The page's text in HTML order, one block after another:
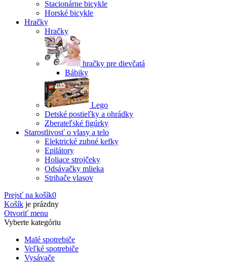
Stacionárne bicykle
Horské bicykle
Hračky
Hračky
hračky pre dievčatá
Bábiky
Lego
Detské postieľky a ohrádky
Zberateľské figúrky
Starostlivosť o vlasy a telo
Elektrické zubné kefky
Epilátory
Holiace strojčeky
Odsávačky mlieka
Strihače vlasov
Prejsť na košík0
Košík je prázdny
Otvoriť menu
Vyberte kategóriu
Malé spotrebiče
Veľké spotrebiče
Vysávače